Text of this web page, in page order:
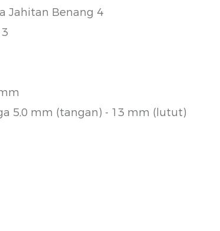
Jahitan Benang 4
5,0 mm (tangan) - 13 mm (lutut)